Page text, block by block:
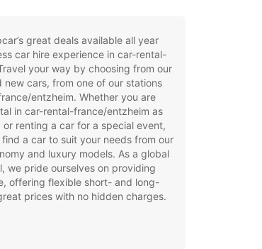
great deals available all year
car hire experience in car-rental-
your way by choosing from our
cars, from one of our stations
entzheim. Whether you are
in car-rental-france/entzheim as
renting a car for a special event,
a car to suit your needs from our
and luxury models. As a global
we pride ourselves on providing
offering flexible short- and long-
prices with no hidden charges.